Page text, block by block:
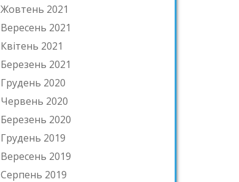
Жовтень 2021
Вересень 2021
Квітень 2021
Березень 2021
Грудень 2020
Червень 2020
Березень 2020
Грудень 2019
Вересень 2019
Серпень 2019